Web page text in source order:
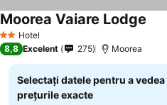
2 SteleHotel
Moorea Vaiare Lodge
8,8 Excelent 275 Moorea
Selectați datele pentru a vedea
prețurile exacte